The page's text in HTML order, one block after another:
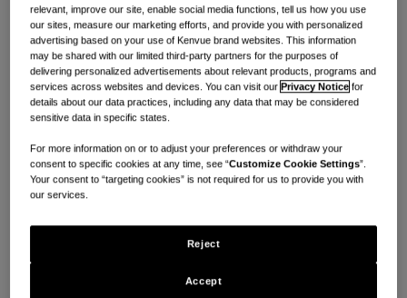
Summit, nel New Jersey. Questo campus
appositamente costruito ci riunirà per offrire
prestazioni superiori, raggiungere livelli più elevati di
impegno e crescita e aiutare i nostri team a scoprire
ogni giorno il loro valore straordinario.
Progettato all'insegna della sostenibilità, del benessere
e del design inclusivo, ecco le sette cose da sapere:
1. One Kenvue Way è situato in posizione
centrale a Summit, New Jersey.
relevant, improve our site, enable social media functions, tell us how you use
our sites, measure our marketing efforts, and provide you with personalized
advertising based on your use of Kenvue brand websites. This information
may be shared with our limited third-party partners for the purposes of
delivering personalized advertisements about relevant products, programs and
services across websites and devices. You can visit ourPrivacy Notice for
details about our data practices, including any data that may be considered
sensitive data in specific states.
For more information on or to adjust your preferences or withdraw your
consent to specific cookies at any time, see “Customize Cookie Settings”.
Your consent to “targeting cookies” is not required for us to provide you with
our services.
Reject
Accept